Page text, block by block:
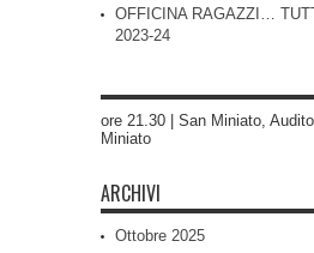
OFFICINA RAGAZZI…
2023-24
ore 21.30 | San Miniato,
Miniato
ARCHIVI
Ottobre 2025